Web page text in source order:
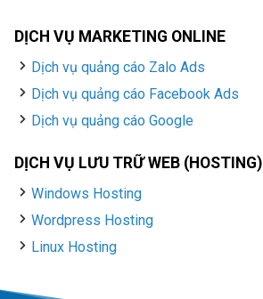
DỊCH VỤ MARKETING ONLINE
Dịch vụ quảng cáo Zalo Ads
Dịch vụ quảng cáo Facebook Ads
Dịch vụ quảng cáo Google
DỊCH VỤ LƯU TRỮ WEB (HOSTING)
Windows Hosting
Wordpress Hosting
Linux Hosting